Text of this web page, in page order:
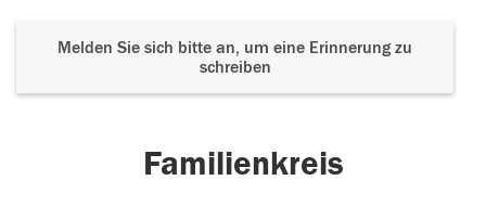
Melden Sie sich bitte an, um eine Erinnerung zu
schreiben
Familienkreis